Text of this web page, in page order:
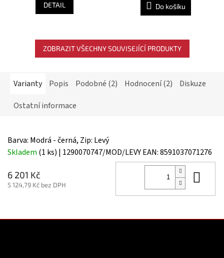
hvězdiček.
DETAIL
hvězdiček.
Do košíku
ZOBRAZIT VŠECHNY SOUVISEJÍCÍ PRODUKTY
Varianty Popis Podobné (2) Hodnocení (2)
Diskuze
Ostatní informace
Barva: Modrá - černá, Zip: Levý
Skladem (1 ks) | 1290070747/MOD/LEVYEAN:8591037071276
6 201 Kč
5 124,79 Kč bez DPH